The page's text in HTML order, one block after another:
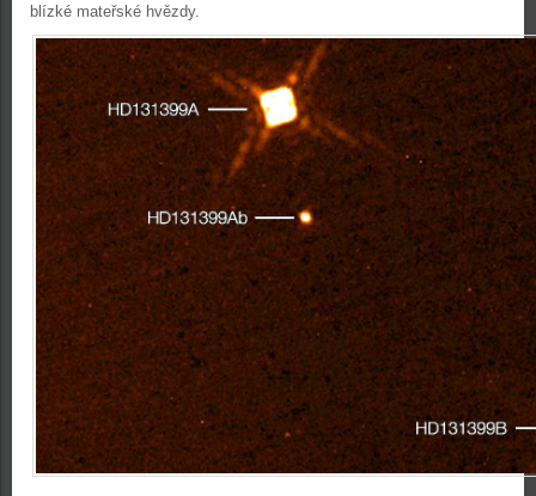
blízké mateřské hvězdy.